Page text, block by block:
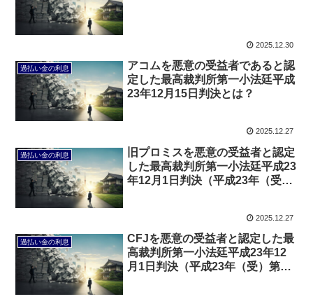
2025.12.30
過払い金の利息
アコムを悪意の受益者であると認
定した最高裁判所第一小法廷平成
23年12月15日判決とは？
2025.12.27
過払い金の利息
旧プロミスを悪意の受益者と認定
した最高裁判所第一小法廷平成23
年12月1日判決（平成23年（受）
2025.12.27
過払い金の利息
CFJを悪意の受益者と認定した最
高裁判所第一小法廷平成23年12
月1日判決（平成23年（受）第